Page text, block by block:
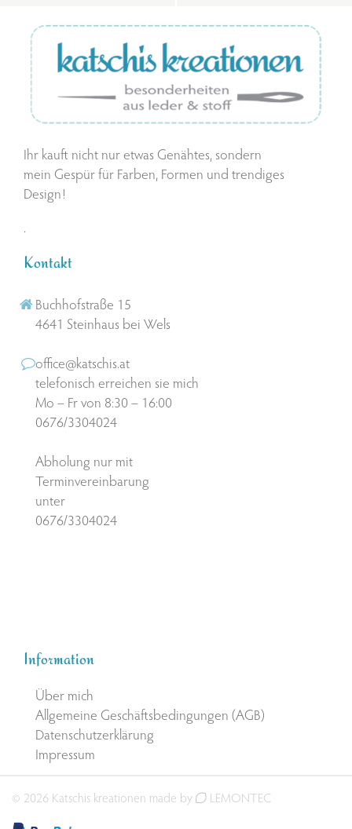
Ihr kauft nicht nur etwas Genähtes, sondern
mein Gespür für Farben, Formen und trendiges
Design!
.
Kontakt
Buchhofstraße 15
4641 Steinhaus bei Wels
office@katschis.at
telefonisch erreichen sie mich
Mo – Fr von 8:30 – 16:00
0676/3304024
Abholung nur mit
Terminvereinbarung
unter
0676/3304024
Information
Über mich
Allgemeine Geschäftsbedingungen (AGB)
Datenschutzerklärung
Impressum
© 2026 Katschis kreationen made by LEMONTEC